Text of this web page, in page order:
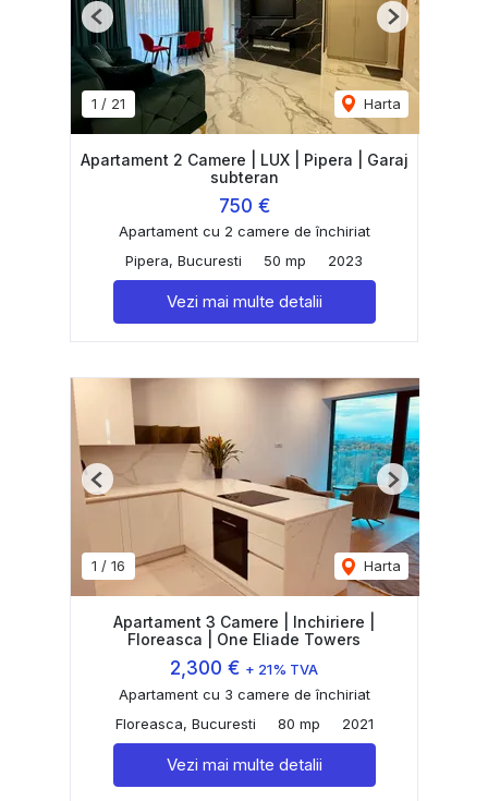
1 / 21 Harta
Previous Next
Apartament 2 Camere | LUX | Pipera | Garaj
subteran
750 €
Apartament cu 2 camere de închiriat
Pipera, Bucuresti
50 mp 2023
Vezi mai multe detalii
1 / 16 Harta
Previous Next
Apartament 3 Camere | Inchiriere |
Floreasca | One Eliade Towers
2,300 € + 21% TVA
Apartament cu 3 camere de închiriat
Floreasca, Bucuresti
80 mp 2021
Vezi mai multe detalii